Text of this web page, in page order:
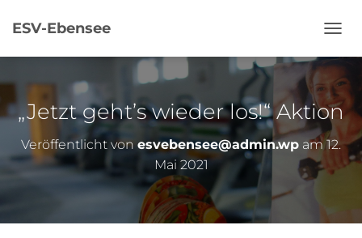
ESV-Ebensee
A
I
G
A
I
S
„Jetzt geht’s wieder los!“ Aktion
Veröffentlicht vonesvebensee@admin.wp am12.
Mai 2021